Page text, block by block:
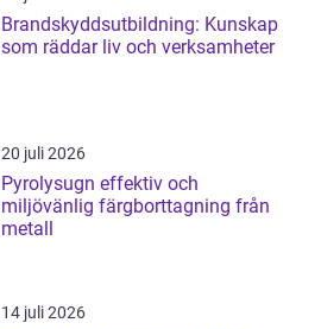
Brandskyddsutbildning: Kunskap
som räddar liv och verksamheter
20 juli 2026
Pyrolysugn effektiv och
miljövänlig färgborttagning från
metall
14 juli 2026